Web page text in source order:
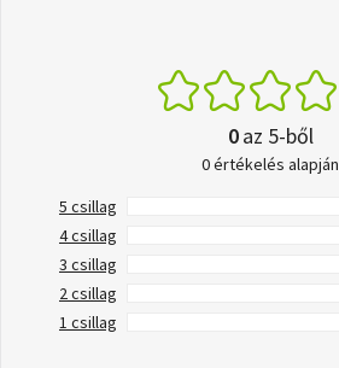
0az 5-ből
0 értékelés alapján
5 csillag
4 csillag
3 csillag
2 csillag
1 csillag